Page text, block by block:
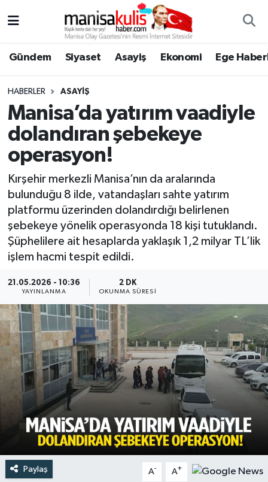
Gündem Siyaset Asayiş Ekonomi Ege
HABERLER ASAYIŞ
Manisa’da yatırım vaadiyle
dolandıran şebekeye
operasyon!
Kırşehir merkezli Manisa’nın da aralarında
bulunduğu 8 ilde, vatandaşları sahte yatırım
platformu üzerinden dolandırdığı belirlenen
şebekeye yönelik operasyonda 18 kişi tutuklandı.
Şüphelilere ait hesaplarda yaklaşık 1,2 milyar TL’lik
işlem hacmi tespit edildi.
21.05.2026 - 10:36
YAYINLANMA
2 DK
OKUNMA SÜRESI
Paylaş A- A+
Ege Haberleri
Ekonomi
Genel
Gündem
Resmi İlan
Siyaset
Spor
Türkiye
Yaşam
Yunusemre Hava Durumu
Yunusemre Trafik Yoğunluk Haritası
Süper Lig Puan Durumu ve Fikstür
Tüm Manşetler
Son Dakika Haberleri
Haber Arşivi